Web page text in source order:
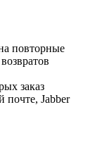
повторные
заказ
почте, Jabber